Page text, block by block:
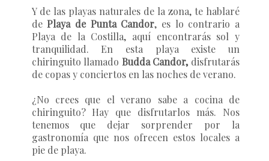
Y de las playas naturales de la zona, te hablaré
dePlaya de Punta Candor, es lo contrario a
Playa de la Costilla, aquí encontrarás sol y
tranquilidad. En esta playa existe un
chiringuito llamado Budda Candor, disfrutarás
de copas y conciertos en las noches de verano.
¿No crees que el verano sabe a cocina de
chiringuito? Hay que disfrutarlos más. Nos
tenemos que dejar sorprender por la
gastronomía que nos ofrecen estos locales a
pie de playa.